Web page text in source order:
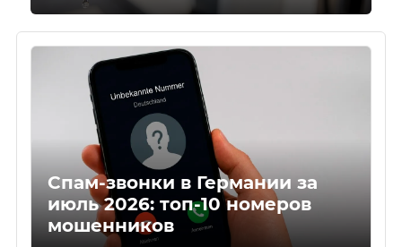
Спам-звонки в Германии за
июль 2026: топ-10 номеров
мошенников